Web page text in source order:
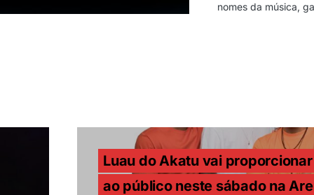
nomes da música,
Luau do Akatu vai
ao público neste sábado na